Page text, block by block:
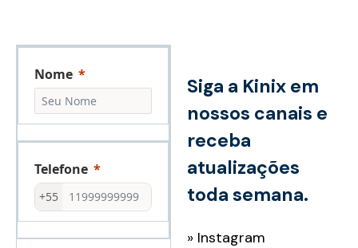
Nome
Telefone
+55
Siga a Kinix em
nossos canais e
receba
atualizações
toda semana.
» Instagram